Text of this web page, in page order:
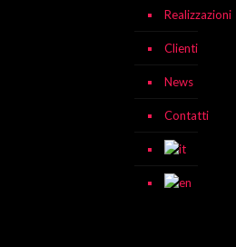
Realizzazioni
Clienti
News
Contatti